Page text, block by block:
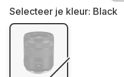
Selecteer je kleur: Black